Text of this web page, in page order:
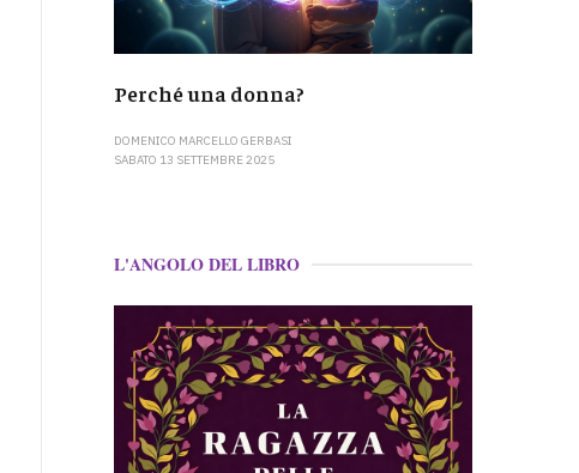
Perché una donna?
DOMENICO MARCELLO GERBASI
SABATO 13 SETTEMBRE 2025
L'ANGOLO DEL LIBRO